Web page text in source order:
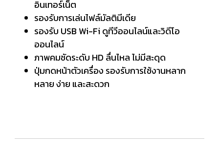
อินเทอร์เน็ต
รองรับการเล่นไฟล์มัลติมีเดีย
รองรับ USB Wi-Fi ดูทีวีออนไลน์และวิดีโอ
ออนไลน์
ภาพคมชัดระดับ HD ลื่นไหล ไม่มีสะดุด
ปุ่มกดหน้าตัวเครื่อง รองรับการใช้งานหลาก
หลาย ง่าย และสะดวก